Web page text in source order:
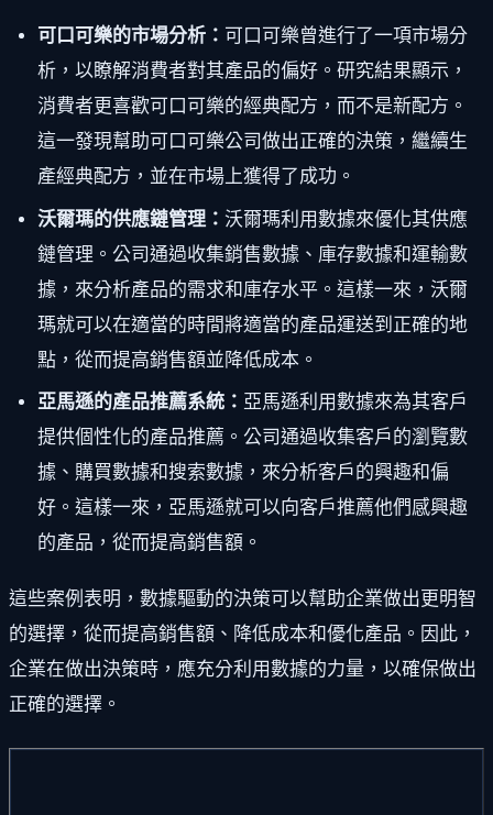
可口可樂的市場分析： 可口可樂曾進行了一項市場分
析，以瞭解消費者對其產品的偏好。研究結果顯示，
消費者更喜歡可口可樂的經典配方，而不是新配方。
這一發現幫助可口可樂公司做出正確的決策，繼續生
產經典配方，並在市場上獲得了成功。
沃爾瑪的供應鏈管理： 沃爾瑪利用數據來優化其供應
鏈管理。公司通過收集銷售數據、庫存數據和運輸數
據，來分析產品的需求和庫存水平。這樣一來，沃爾
瑪就可以在適當的時間將適當的產品運送到正確的地
點，從而提高銷售額並降低成本。
亞馬遜的產品推薦系統： 亞馬遜利用數據來為其客戶
提供個性化的產品推薦。公司通過收集客戶的瀏覽數
據、購買數據和搜索數據，來分析客戶的興趣和偏
好。這樣一來，亞馬遜就可以向客戶推薦他們感興趣
的產品，從而提高銷售額。
這些案例表明，數據驅動的決策可以幫助企業做出更明智
的選擇，從而提高銷售額、降低成本和優化產品。因此，
企業在做出決策時，應充分利用數據的力量，以確保做出
正確的選擇。